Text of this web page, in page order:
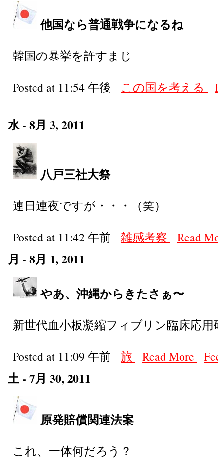
他国なら普通戦争になるね
韓国の暴挙を許すまじ
Posted at 11:54 午後 この国を考える
水 - 8月 3, 2011
八戸三社大祭
連日連夜ですが・・・（笑）
Posted at 11:42 午前 雑感考察 Read
月 - 8月 1, 2011
やあ、沖縄からきたさぁ〜
新世代血小板凝縮フィブリン臨床応用
Posted at 11:09 午前 旅 Read More
土 - 7月 30, 2011
原発賠償関連法案
これ、一体何だろう？